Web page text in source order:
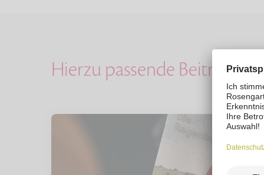
Hierzu passende Beiträge